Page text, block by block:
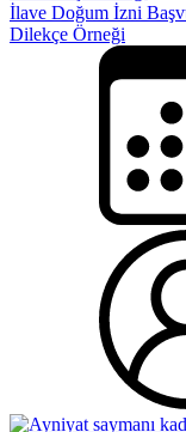
İlave Doğum İzni
Dilekçe Örneği